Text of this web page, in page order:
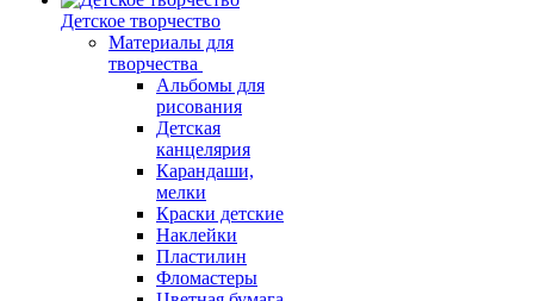
Детское творчество
Материалы для
творчества
Альбомы для
рисования
Детская
канцелярия
Карандаши,
мелки
Краски детские
Наклейки
Пластилин
Фломастеры